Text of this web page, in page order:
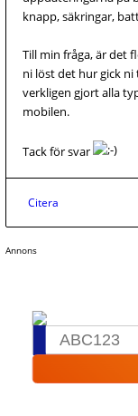
knapp, säkringar,
Till min fråga, är det
ni löst det hur gick ni
verkligen gjort alla
mobilen.
Tack för svar
Citera
Annons